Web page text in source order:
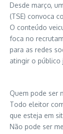
Desde março,
(TSE) convoca
O conteúdo
foca no
para as redes
atingir o público
Quem pode ser
Todo eleitor
que esteja em
Não pode ser